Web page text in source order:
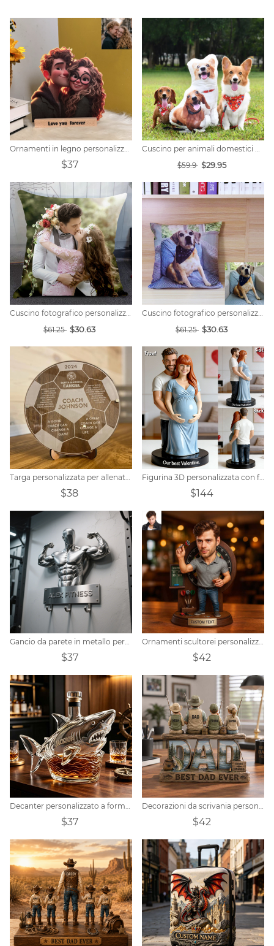
$37
$59.9 $29.95
$61.25 $30.63
$61.25 $30.63
$38
Figurina 3D personalizzata con foto di coppia in attesa, bobblehead personalizzato, regalo di San Valentino, regalo ricordo di gravidanza, regalo di anniversario per coppie
$144
$37 $42
$37 $42